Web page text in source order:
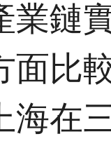
業鏈
面比
海在